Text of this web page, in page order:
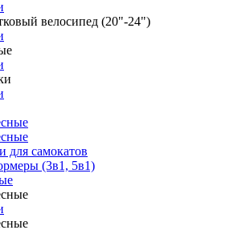
велосипед (20"-24")
для самокатов
(3в1, 5в1)